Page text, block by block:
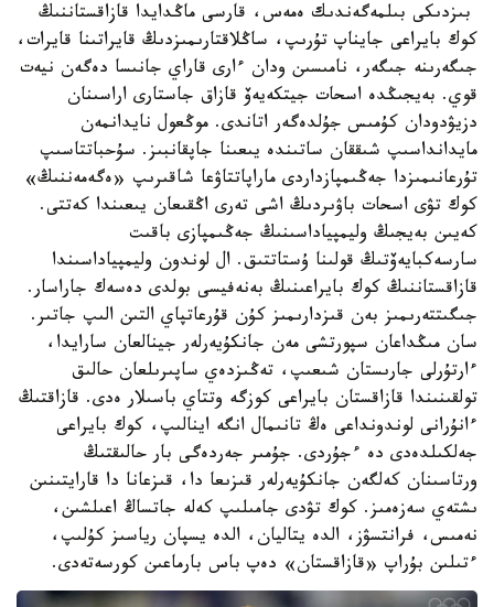
بىزدىكى بىلمەگەندىك ەمەس، قارسى ماڭدايدا قازاقستاننىڭ
كوك بايراعى جايناپ تۇرىپ، ساڭلاقتارىمىزدىڭ قايراتىنا قايرات،
جىگەرىنە جىگەر، نامىسىن ودان ءارى قاراي جانىسا دەگەن نيەت
قوي. بەيجىڭدە اسحات جيتكەيەۆ قازاق جاستارى اراسىنان
دزيۋدودان كۇمىس جۇلدەگەر اتاندى. موڭعول نايدانمەن
مايدانداسىپ شىققان ساتىندە يىعىنا جاپقانبىز. سۇحباتتاسىپ
تۇرعانىمىزدا جەڭىمپازداردى ماراپاتتاۋعا شاقىرىپ «ەگەمەننىڭ»
كوك تۋى اسحات باۋىردىڭ اشى تەرى اڭقىعان يىعىندا كەتتى.
كەيىن بەيجىڭ وليمپياداسىنىڭ جەڭىمپازى باقىت
سارسەكبايەۆتىڭ قولىنا ۇستاتتىق. ال لوندون وليمپياداسىندا
قازاقستاننىڭ كوك بايراعىنىڭ بەنەفيسى بولدى دەسەك جاراسار.
جىگىتتەرىمىز بەن قىزدارىمىز كۇن قۇرعاتپاي التىن الىپ جاتىر.
سان مىڭداعان سپورتشى مەن جانكۇيەرلەر جينالعان سارايدا،
ءارتۇرلى جارىستان شىعىپ، تەڭىزدەي ساپىرىلعان حالىق
تولقىنىندا قازاقستان بايراعى كوزگە وتتاي باسىلار ەدى. قازاقتىڭ
ءانۇرانى لوندونداعى ەڭ تانىمال انگە اينالىپ، كوك بايراعى
جەلكىلدەدى دە ءجۇردى. جۇمىر جەردەگى بار حالىقتىڭ
ورتاسىنان كەلگەن جانكۇيەرلەر قىزىعا دا، قىزعانا دا قارايتىنىن
ىشتەي سەزەمىز. كوك تۋدى جامىلىپ كەلە جاتساڭ اعىلشىن،
نەمىس، فرانتسۋز، الدە يتاليان، الدە يسپان رياسىز كۇلىپ،
ءتىلىن بۇراپ «قازاقستان» دەپ باس بارماعىن كورسەتەدى.